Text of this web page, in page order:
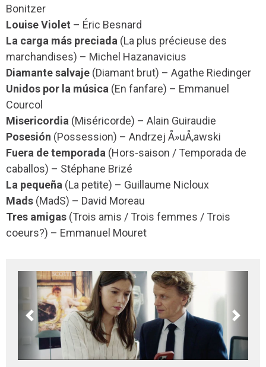
Bonitzer
Louise Violet – Éric Besnard
La carga más preciada (La plus précieuse des
marchandises) – Michel Hazanavicius
Diamante salvaje (Diamant brut) – Agathe Riedinger
Unidos por la música (En fanfare) – Emmanuel
Courcol
Misericordia (Miséricorde) – Alain Guiraudie
Posesión (Possession) – Andrzej Å»uÅ‚awski
Fuera de temporada (Hors-saison / Temporada de
caballos) – Stéphane Brizé
La pequeña (La petite) – Guillaume Nicloux
Mads (MadS) – David Moreau
Tres amigas (Trois amis / Trois femmes / Trois
coeurs?) – Emmanuel Mouret
Previous Next